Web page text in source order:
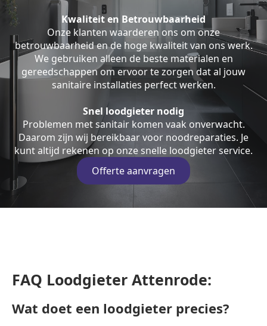
Kwaliteit en Betrouwbaarheid
Onze klanten waarderen ons om onze
betrouwbaarheid en de hoge kwaliteit van ons werk.
We gebruiken alleen de beste materialen en
gereedschappen om ervoor te zorgen dat al jouw
sanitaire installaties perfect werken.
Snel loodgieter nodig
Problemen met sanitair komen vaak onverwacht.
Daarom zijn wij bereikbaar voor noodreparaties. Je
kunt altijd rekenen op onze snelle loodgieter service.
Offerte aanvragen
FAQ Loodgieter Attenrode:
Wat doet een loodgieter precies?